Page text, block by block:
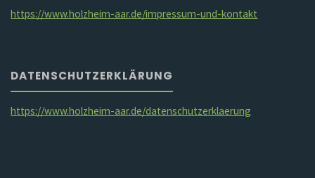
https://www.holzheim-aar.de/impressum-und-kontakt
DATENSCHUTZERKLÄRUNG
https://www.holzheim-aar.de/datenschutzerklaerung